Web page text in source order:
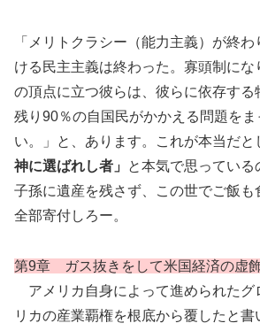
「メリトクラシー（能力主義）が終
ける民主主義は終わった。寡頭制にな
の頂点に立つ彼らは、彼らに依存する
残り90％の自国民がかかえる問題を
い。」と、あります。これが本当だと
神に選ばれし者」
と本気で思っている
子孫に遺産を残さず、この世でご飯も
全部寄付しろー。
第9章 ガス抜きをして米国経済の虚
アメリカ自身によって進められたグ
リカの産業覇権を根底から覆したと書